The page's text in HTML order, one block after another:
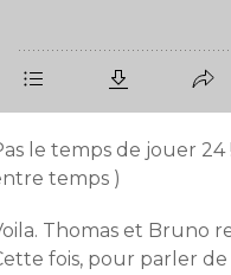
le temps de jouer
temps )
Thomas et Bruno
fois, pour parler